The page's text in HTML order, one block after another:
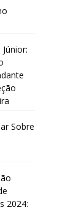
Sobre
2024: